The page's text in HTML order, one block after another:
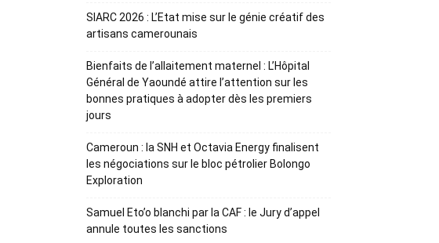
SIARC 2026 : L’Etat mise sur le génie créatif des
artisans camerounais
Bienfaits de l’allaitement maternel : L’Hôpital
Général de Yaoundé attire l’attention sur les
bonnes pratiques à adopter dès les premiers
jours
Cameroun : la SNH et Octavia Energy finalisent
les négociations sur le bloc pétrolier Bolongo
Exploration
Samuel Eto’o blanchi par la CAF : le Jury d’appel
annule toutes les sanctions